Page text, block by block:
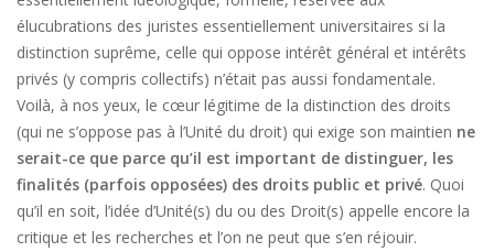
élucubrations des juristes essentiellement universitaires si la
distinction suprême, celle qui oppose intérêt général et intérêts
privés (y compris collectifs) n’était pas aussi fondamentale.
Voilà, à nos yeux, le cœur légitime de la distinction des droits
(qui ne s’oppose pas à l’Unité du droit) qui exige son maintien ne
serait-ce que parce qu’il est important de distinguer, les
finalités (parfois opposées) des droits public et privé. Quoi
qu’il en soit, l’idée d’Unité(s) du ou des Droit(s) appelle encore la
critique et les recherches et l’on ne peut que s’en réjouir.